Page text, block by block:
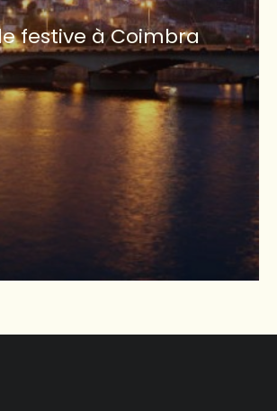
festive à Coimbra